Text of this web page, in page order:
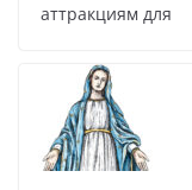
аттракциям для